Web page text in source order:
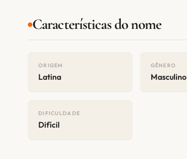
Características do nome
ORIGEM
Latina
GÊNERO
Masculino
DIFICULDADE
Difícil